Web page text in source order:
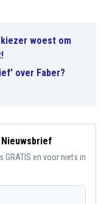
woest om
over Faber?
Nieuwsbrief
GRATIS en voor niets in